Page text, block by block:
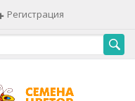
Регистрация